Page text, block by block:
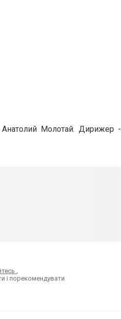
Молотай. Дирижер -
і порекомендувати